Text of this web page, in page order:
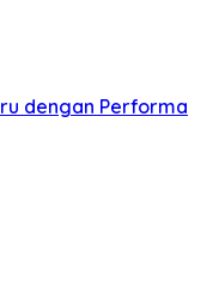
dengan Performa